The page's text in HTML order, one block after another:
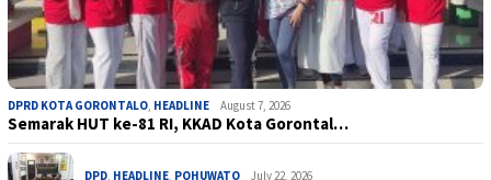
DPRD KOTA GORONTALO, HEADLINE August 7, 2026
Semarak HUT ke-81 RI, KKAD Kota Gorontal…
DPD, HEADLINE, POHUWATO July 22, 2026